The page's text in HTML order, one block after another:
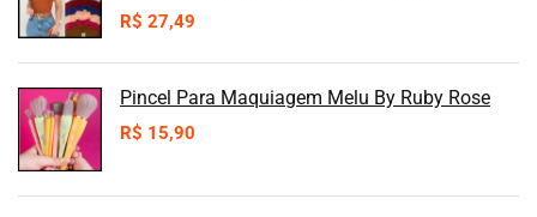
R$ 27,49
Pincel Para Maquiagem Melu By Ruby Rose
R$ 15,90